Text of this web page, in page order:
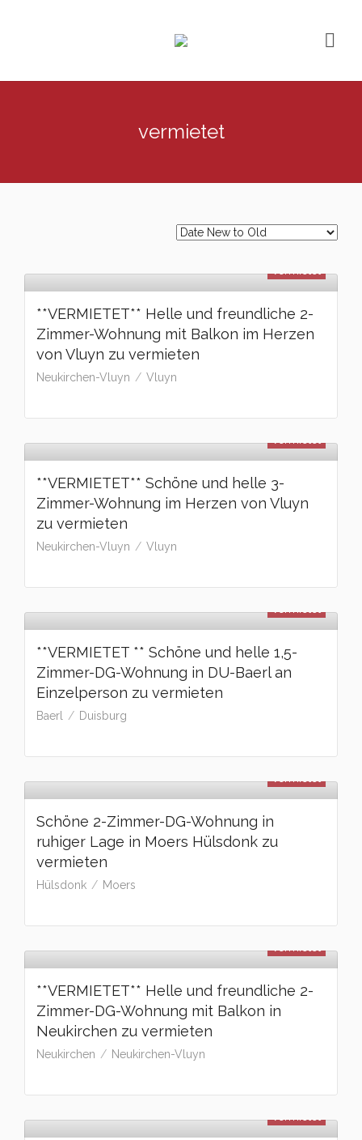
vermietet
**VERMIETET** Helle und freundliche 2-
Zimmer-Wohnung mit Balkon im Herzen
von Vluyn zu vermieten
Neukirchen-Vluyn Vluyn
**VERMIETET** Schöne und helle 3-
Zimmer-Wohnung im Herzen von Vluyn
zu vermieten
Neukirchen-Vluyn Vluyn
**VERMIETET ** Schöne und helle 1,5-
Zimmer-DG-Wohnung in DU-Baerl an
Einzelperson zu vermieten
Baerl Duisburg
Schöne 2-Zimmer-DG-Wohnung in
ruhiger Lage in Moers Hülsdonk zu
vermieten
Hülsdonk Moers
**VERMIETET** Helle und freundliche 2-
Zimmer-DG-Wohnung mit Balkon in
Neukirchen zu vermieten
Neukirchen Neukirchen-Vluyn